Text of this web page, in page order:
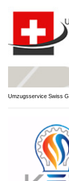
Umzugsservice Swiss